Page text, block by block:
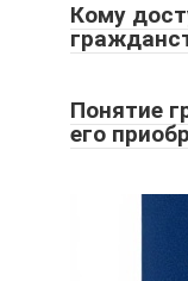
Кому
Понятие
его